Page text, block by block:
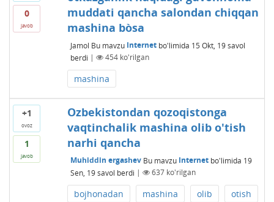
0
javob
muddati qancha salondan chiqqan
mashina bòsa
Jamol Bu mavzu Internetbo'limida 15 Okt, 19 savol
berdi | 454ko'rilgan
mashina
+1
ovoz
1
javob
Ozbekistondan qozoqistonga
vaqtinchalik mashina olib o'tish
narhi qancha
Muhiddin ergashev Bu mavzu Internetbo'limida 19
Sen, 19 savol berdi | 637ko'rilgan
bojhonadan mashina olib otish